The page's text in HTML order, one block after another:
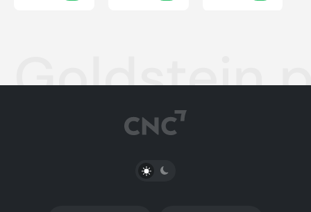
Goldstein
PŘEPNOUT SVĚTLÝ/TMAVÝ REŽIM